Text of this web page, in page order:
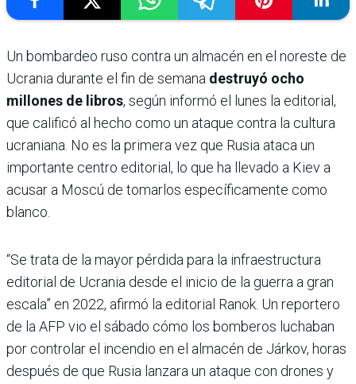
Un bombardeo ruso contra un almacén en el noreste de
Ucrania durante el fin de semana destruyó ocho
millones de libros, según informó el lunes la editorial,
que calificó al hecho como un ataque contra la cultura
ucraniana. No es la primera vez que Rusia ataca un
importante centro editorial, lo que ha llevado a Kiev a
acusar a Moscú de tomarlos específicamente como
blanco.
“Se trata de la mayor pérdida para la infraestructura
editorial de Ucrania desde el inicio de la guerra a gran
escala” en 2022, afirmó la editorial Ranok. Un reportero
de la AFP vio el sábado cómo los bomberos luchaban
por controlar el incendio en el almacén de Járkov, horas
después de que Rusia lanzara un ataque con drones y